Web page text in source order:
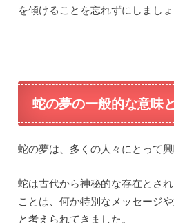
を傾けることを忘れずにしましょ
蛇の夢の一般的な意味
蛇の夢は、多くの人々にとって興
蛇は古代から神秘的な存在とさ
ことは、何か特別なメッセージ
と考えられてきました。